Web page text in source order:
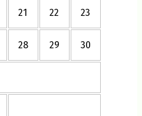
21 22 23
28 29 30